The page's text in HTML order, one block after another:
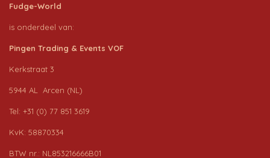
Fudge-World
is onderdeel van:
Pingen Trading & Events VOF
Kerkstraat 3
5944 AL Arcen (NL)
Tel: +31 (0) 77 851 3619
KvK: 58870334
BTW nr.: NL853216666B01